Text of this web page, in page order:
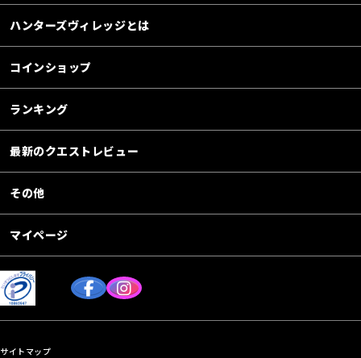
ハンターズヴィレッジとは
コインショップ
ランキング
最新のクエストレビュー
その他
マイページ
サイトマップ